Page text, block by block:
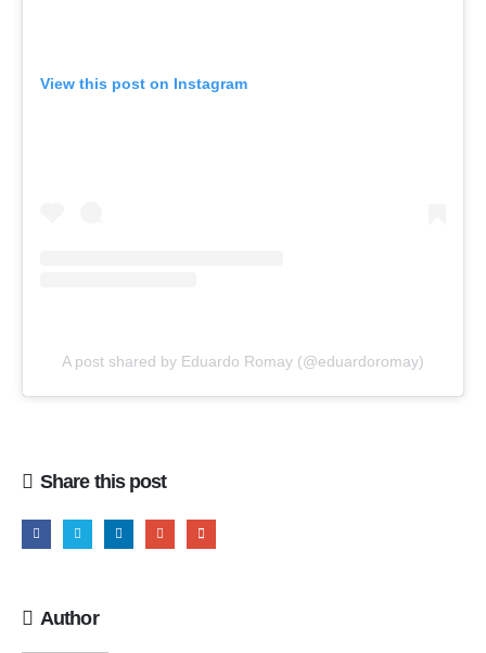
View this post on Instagram
A post shared by Eduardo Romay (@eduardoromay)
Share this post
Author